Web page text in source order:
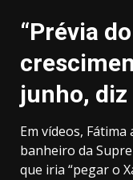
“Prévia
junho,
Em vídeos,
banheiro da
que iria “pegar o